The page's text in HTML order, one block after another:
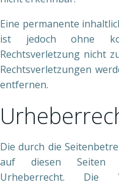
Eine permanente
ist jedoch ohne
Rechtsverletzung nicht
Rechtsverletzungen
entfernen.
Die durch die
auf diesen Seiten
Urheberrecht. Die